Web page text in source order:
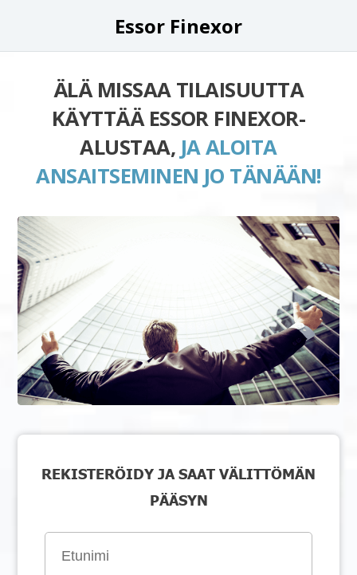
Essor Finexor
ÄLÄ MISSAA TILAISUUTTA
KÄYTTÄÄ ESSOR FINEXOR-
ALUSTAA, JA ALOITA
ANSAITSEMINEN JO TÄNÄÄN!
REKISTERÖIDY JA SAAT VÄLITTÖMÄN
PÄÄSYN